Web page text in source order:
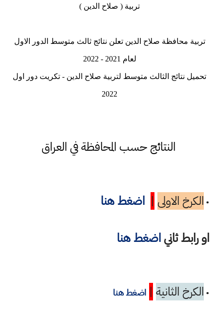
تربية ( صلاح الدين )
تربية محافظة صلاح الدين تعلن نتائج ثالث متوسط الدور الاول
لعام 2021 - 2022
تحميل نتائج الثالث متوسط لتربية صلاح الدين - تكريت دور اول
2022
النتائج حسب المحافظة في العراق
• الكرخ الاولى | اضغط هنا
او رابط ثانياضغط هنا
• الكرخ الثانية | اضغط هنا